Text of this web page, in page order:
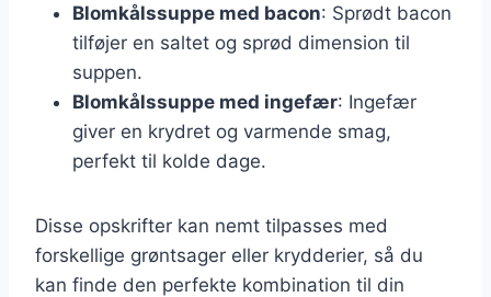
Blomkålssuppe med bacon: Sprødt bacon
tilføjer en saltet og sprød dimension til
suppen.
Blomkålssuppe med ingefær: Ingefær
giver en krydret og varmende smag,
perfekt til kolde dage.
Disse opskrifter kan nemt tilpasses med
forskellige grøntsager eller krydderier, så du
kan finde den perfekte kombination til din